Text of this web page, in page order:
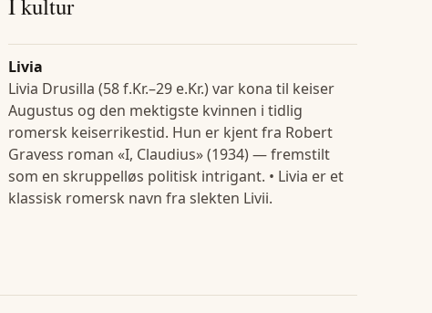
Livia
Livia Drusilla (58 f.Kr.–29 e.Kr.) var kona til keiser
Augustus og den mektigste kvinnen i tidlig
romersk keiserrikestid. Hun er kjent fra Robert
Gravess roman «I, Claudius» (1934) — fremstilt
som en skruppelløs politisk intrigant. • Livia er et
klassisk romersk navn fra slekten Livii.